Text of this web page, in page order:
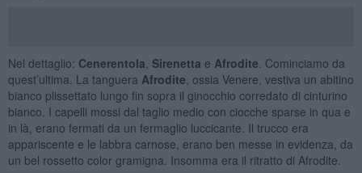
Nel dettaglio: Cenerentola Sirenetta e Afrodite . Cominciamo da
quest’ultima. La tanguera Afrodite , ossia Venere, vestiva un abitino
bianco plissettato lungo fin sopra il ginocchio corredato di cinturino
bianco. I capelli mossi dal taglio medio con ciocche sparse in qua e
in là, erano fermati da un fermaglio luccicante. Il trucco era
appariscente e le labbra carnose, erano ben messe in evidenza, da
un bel rossetto color gramigna. Insomma era il ritratto di Afrodite.